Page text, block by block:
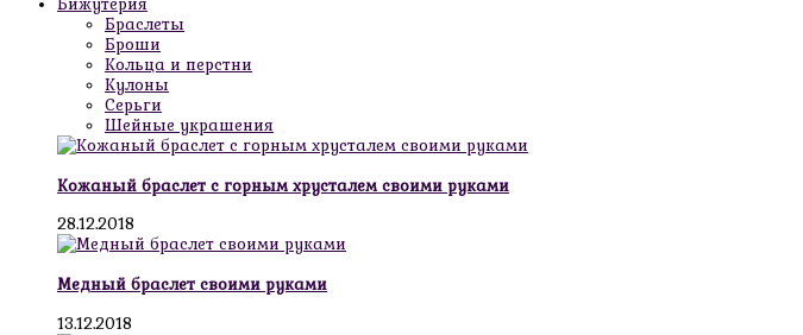
Браслеты
Броши
Кольца и перстни
Кулоны
Серьги
Шейные украшения
Кожаный браслет с горным хрусталем своими руками
28.12.2018
Медный браслет своими руками
13.12.2018